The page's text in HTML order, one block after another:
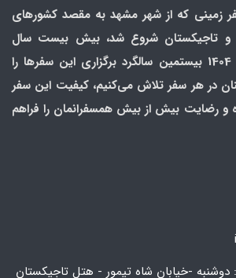
سفر زمینی که از شهر مشهد به مقصد کشورهای
و تاجیکستان شروع شد، بیش بیست سال
گذشته است. در سال 1404 بیستمین سالگرد برگزاری این سفرها را
در هر سفر تلاش می‌کنیم، کیفیت این سفر
و رضایت بیش از بیش همسفرانمان را فراهم
دوشنبه -خیابان شاه تیمور - هتل تاجیکستان